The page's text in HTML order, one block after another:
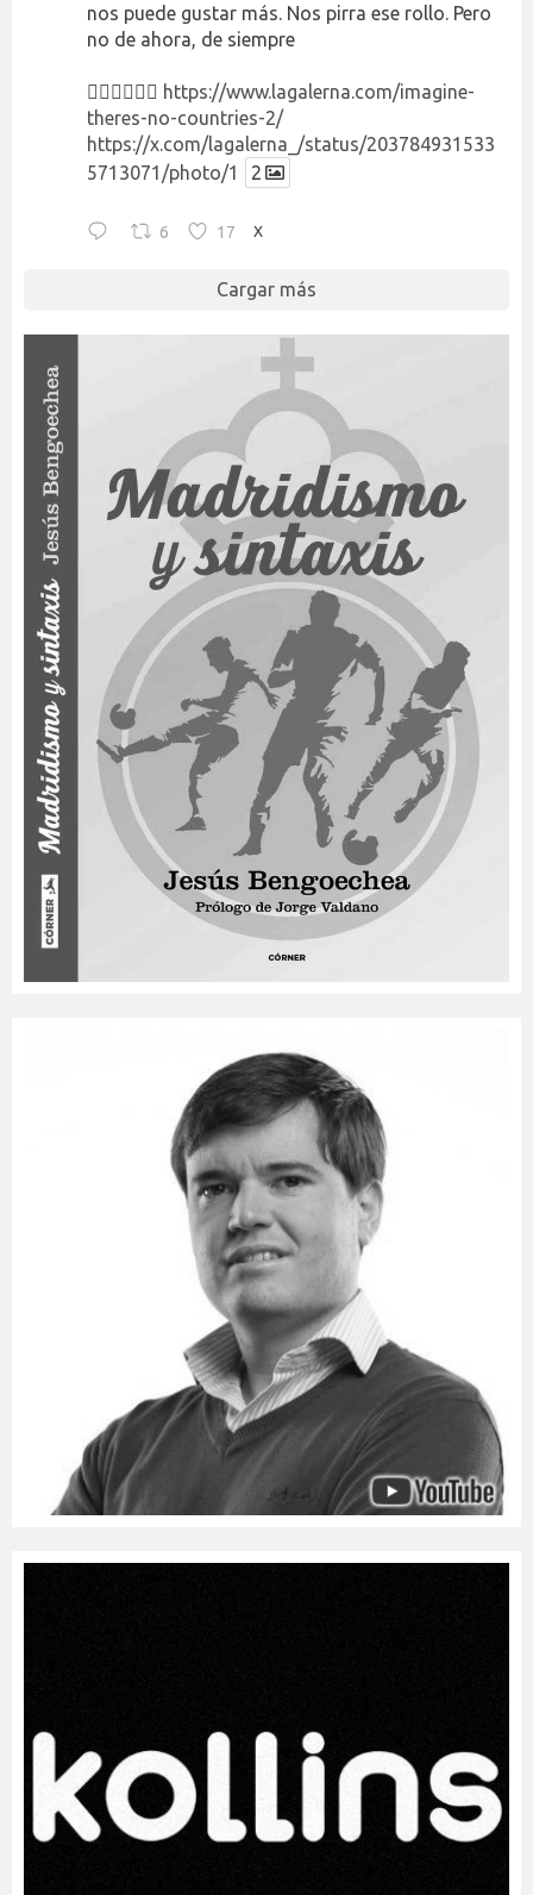
nos puede gustar más. Nos pirra ese rollo. Pero
no de ahora, de siempre
👉🏻👉🏻👉🏻 https://www.lagalerna.com/imagine-
theres-no-countries-2/
https://x.com/lagalerna_/status/203784931533
5713071/photo/1
2
6 17 X
Cargar más